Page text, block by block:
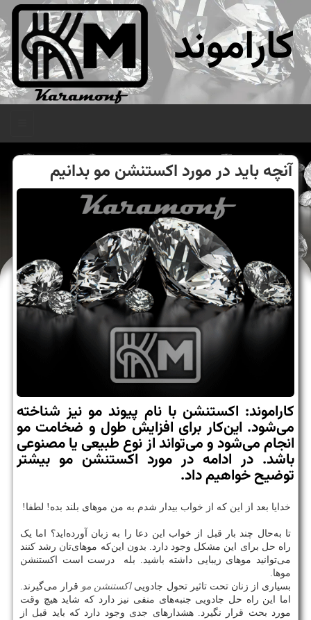
کاراموند
آنچه باید در مورد اكستنشن مو بدانیم
كاراموند: اكستنشن با نام پیوند مو نیز شناخته
می‌شود. این‌كار برای افزایش طول و ضخامت مو
انجام می‌شود و می‌تواند از نوع طبیعی یا مصنوعی
باشد. در ادامه در مورد اكستنشن مو بیشتر
توضیح خواهیم داد.
خدایا بعد از این که از خواب بیدار شدم به من موهای بلند بده! لطفا!
تا به‌حال چند بار قبل از خواب این دعا را به زبان آورده‌اید؟ اما یک
راه حل برای این مشکل وجود دارد. بدون این‌که موهای‌تان رشد کنند
می‌توانید موهای زیبایی داشته باشید. بله درست است اکستنشن
موها.
بسیاری از زنان تحت تاثیر تحول جادوییاکستنشن مو قرار می‌گیرند.
اما این راه حل جادویی جنبه‌های منفی نیز دارد که شاید هیچ وقت
مورد بحث قرار نگیرد. هشدارهای جدی وجود دارد که باید قبل از